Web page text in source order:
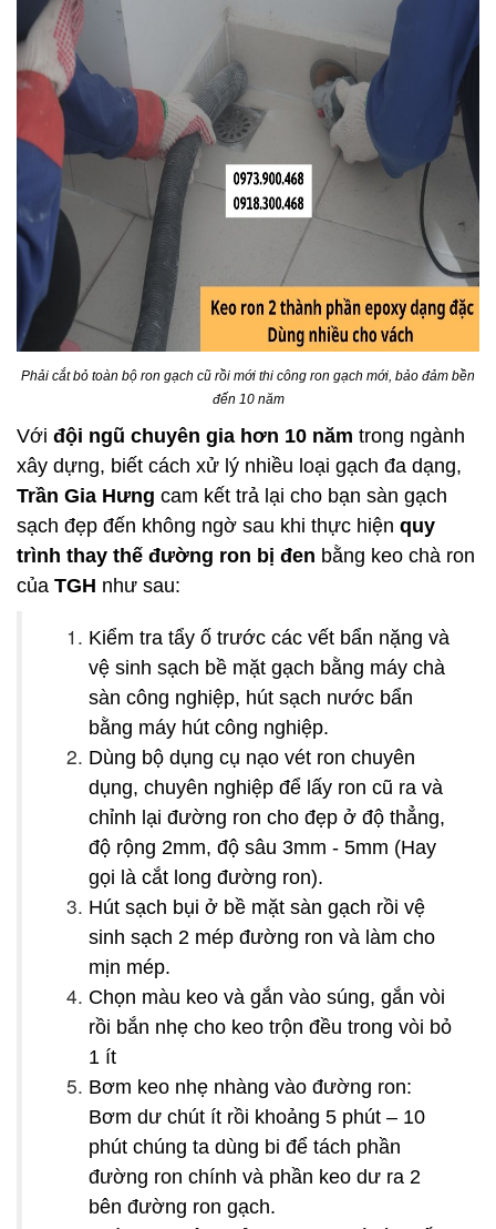
Phải cắt bỏ toàn bộ ron gạch cũ rồi mới thi công ron gạch mới, bảo đảm bền
đến 10 năm
Với đội ngũ chuyên gia hơn 10 năm trong ngành
xây dựng, biết cách xử lý nhiều loại gạch đa dạng,
Trần Gia Hưng cam kết trả lại cho bạn sàn gạch
sạch đẹp đến không ngờ sau khi thực hiện quy
trình thay thế đường ron bị đen bằng keo chà ron
của TGH như sau:
Kiểm tra tẩy ố trước các vết bẩn nặng và
vệ sinh sạch bề mặt gạch bằng máy chà
sàn công nghiệp, hút sạch nước bẩn
bằng máy hút công nghiệp.
Dùng bộ dụng cụ nạo vét ron chuyên
dụng, chuyên nghiệp để lấy ron cũ ra và
chỉnh lại đường ron cho đẹp ở độ thẳng,
độ rộng 2mm, độ sâu 3mm - 5mm (Hay
gọi là cắt long đường ron).
Hút sạch bụi ở bề mặt sàn gạch rồi vệ
sinh sạch 2 mép đường ron và làm cho
mịn mép.
Chọn màu keo và gắn vào súng, gắn vòi
rồi bắn nhẹ cho keo trộn đều trong vòi bỏ
1 ít
Bơm keo nhẹ nhàng vào đường ron:
Bơm dư chút ít rồi khoảng 5 phút – 10
phút chúng ta dùng bi để tách phần
đường ron chính và phần keo dư ra 2
bên đường ron gạch.